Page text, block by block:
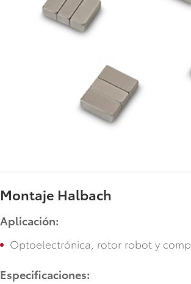
Montaje Halbach
Aplicación:
Optoelectrónica, rotor robot y
Especificaciones: